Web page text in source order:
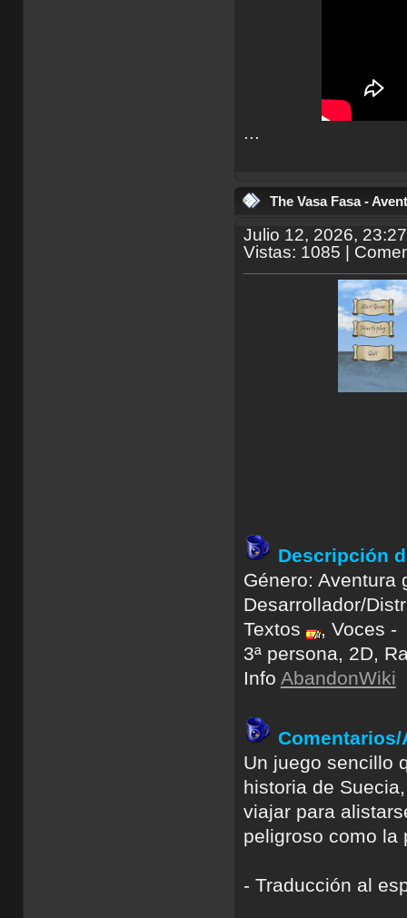
...
The Vasa Fasa -
Julio 12, 2026,
Vistas: 1085 |
Descripción
Género: Aventura
Desarrollador/
Textos
, Voces -
3ª persona, 2D,
Info AbandonWiki
Un juego sencillo
historia de
viajar para
peligroso como la
- Traducción al